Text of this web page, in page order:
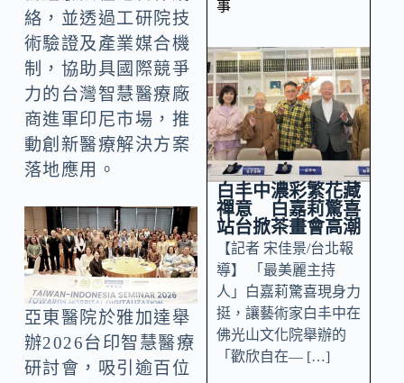
絡，並透過工研院技
術驗證及產業媒合機
制，協助具國際競爭
力的台灣智慧醫療廠
商進軍印尼市場，推
動創新醫療解決方案
落地應用。
亞東醫院於雅加達舉
辦2026台印智慧醫療
研討會，吸引逾百位
事
白丰中濃彩繁花藏
禪意 白嘉莉驚喜
站台掀茶畫會高潮
【記者 宋佳景/台北報
導】 「最美麗主持
人」白嘉莉驚喜現身力
挺，讓藝術家白丰中在
佛光山文化院舉辦的
「歡欣自在— […]